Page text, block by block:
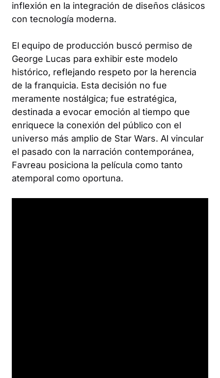
inflexión en la integración de diseños clásicos
con tecnología moderna.
El equipo de producción buscó permiso de
George Lucas para exhibir este modelo
histórico, reflejando respeto por la herencia
de la franquicia. Esta decisión no fue
meramente nostálgica; fue estratégica,
destinada a evocar emoción al tiempo que
enriquece la conexión del público con el
universo más amplio de Star Wars. Al vincular
el pasado con la narración contemporánea,
Favreau posiciona la película como tanto
atemporal como oportuna.